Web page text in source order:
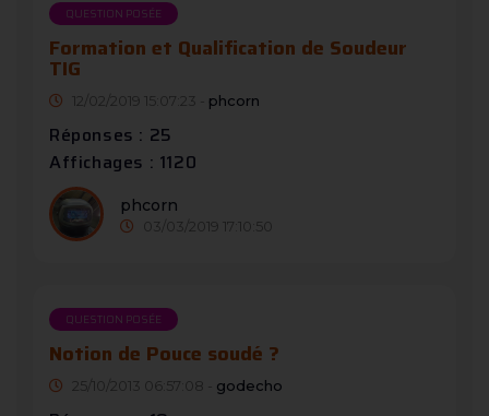
QUESTION POSÉE
Formation et Qualification de Soudeur
TIG
12/02/2019 15:07:23 - phcorn
Réponses : 25
Affichages : 1120
phcorn
03/03/2019 17:10:50
QUESTION POSÉE
Notion de Pouce soudé ?
25/10/2013 06:57:08 - godecho